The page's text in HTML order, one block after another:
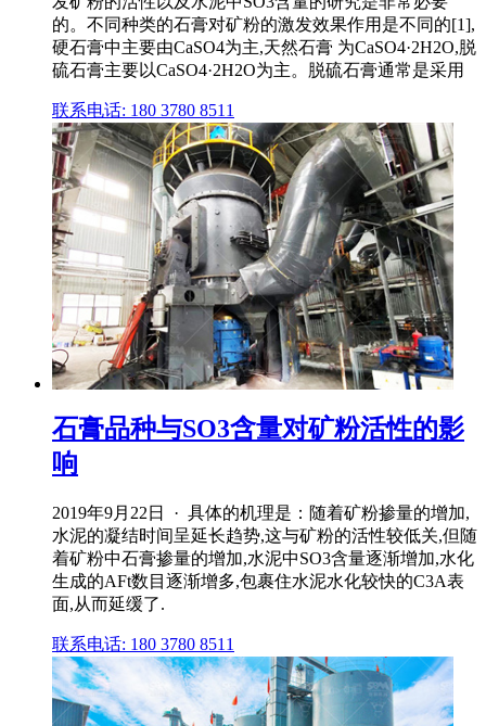
的。不同种类的石膏对矿粉的激发效果作用是不同的[1],
硬石膏中主要由CaSO4为主,天然石膏 为CaSO4·2H2O,脱
硫石膏主要以CaSO4·2H2O为主。脱硫石膏通常是采用
联系电话: 180 3780 8511
石膏品种与SO3含量对矿粉活性的影
响
2019年9月22日 · 具体的机理是：随着矿粉掺量的增加,
水泥的凝结时间呈延长趋势,这与矿粉的活性较低关,但随
着矿粉中石膏掺量的增加,水泥中SO3含量逐渐增加,水化
生成的AFt数目逐渐增多,包裹住水泥水化较快的C3A表
面,从而延缓了.
联系电话: 180 3780 8511